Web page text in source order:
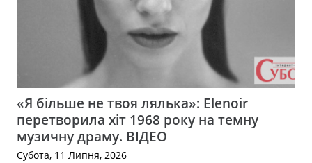
«Я більше не твоя лялька»: Elenoir
перетворила хіт 1968 року на темну
музичну драму. ВІДЕО
Субота, 11 Липня, 2026